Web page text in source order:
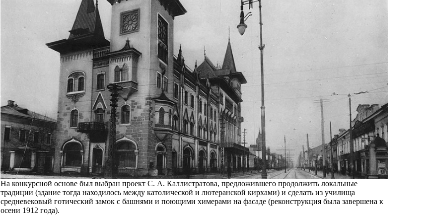
На конкурсной основе был выбран проект С. А. Каллистратова, предложившего продолжить локальные
традиции (здание тогда находилось между католической и лютеранской кирхами) и сделать из училища
средневековый готический замок с башнями и поющими химерами на фасаде (реконструкция была завершена к
осени 1912 года).